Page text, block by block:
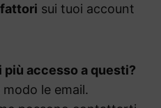
sui tuoi account
più accesso a questi?
le email.